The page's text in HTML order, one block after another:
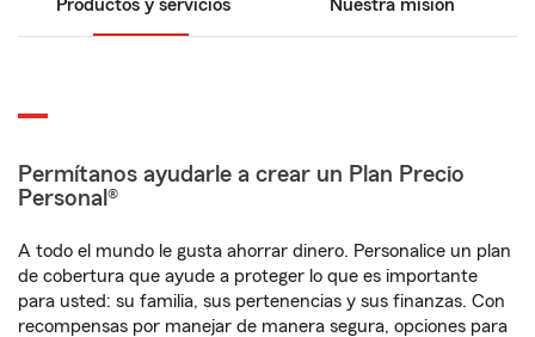
Productos y servicios Nuestra misión
Permítanos ayudarle a crear un Plan Precio
Personal®
A todo el mundo le gusta ahorrar dinero. Personalice un plan
de cobertura que ayude a proteger lo que es importante
para usted: su familia, sus pertenencias y sus finanzas. Con
recompensas por manejar de manera segura, opciones para